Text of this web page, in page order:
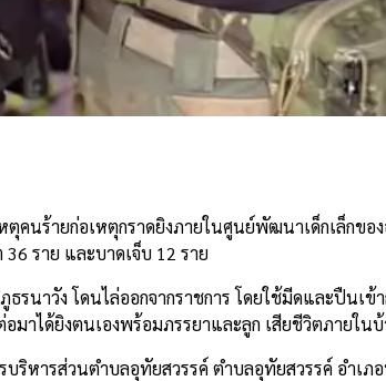
ตุคนร้ายก่อเหตุกราดยิงภายในศูนย์พัฒนาเด็กเล็กขอ
36 ราย และบาดเจ็บ 12 ราย
ธรนาวัง โดนไล่ออกจากราชการ โดยใช้มีดและปืนเข้
อมาได้ยิงตนเองพร้อมภรรยาและลูก เสียชีวิตภายใน
บริหารส่วนตำบลอุทัยสวรรค์ ตำบลอุทัยสวรรค์ อำเภ